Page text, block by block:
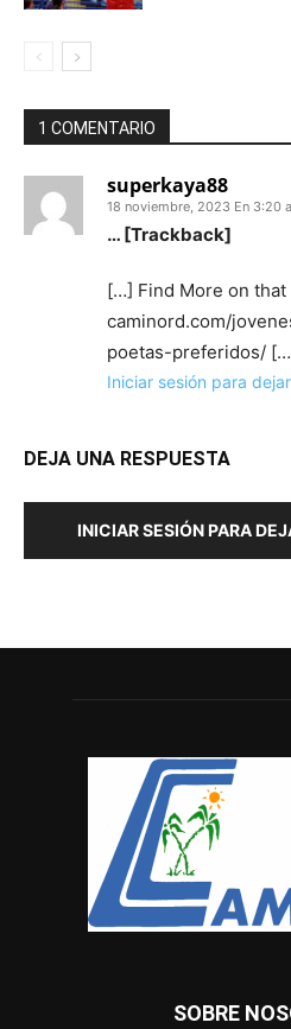
1 COMENTARIO
superkaya88
18 noviembre, 2023 En 3:20
… [Trackback]
[…] Find More on that
caminord.com/
poetas-preferidos/
Iniciar sesión para
DEJA UNA RESPUESTA
INICIAR SESIÓN PARA
SOBRE